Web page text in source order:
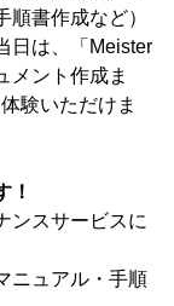
書作成など）
日は、「Meister
メント作成ま
験いただけま
！
ンスサービスに
ニュアル・手順